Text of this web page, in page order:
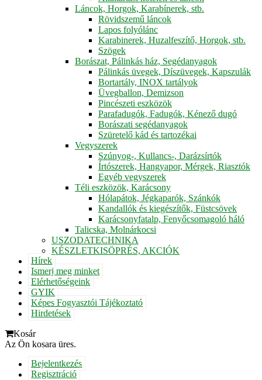
Láncok, Horgok, Karabínerek, stb.
Rövidszemű láncok
Lapos folyólánc
Karabinerek, Huzalfeszítő, Horgok, stb.
Szögek
Borászat, Pálinkás ház, Segédanyagok
Pálinkás üvegek, Díszüvegek, Kapszulák
Bortartály, INOX tartályok
Üvegballon, Demizson
Pincészeti eszközök
Parafadugók, Fadugók, Kénező dugó
Borászati segédanyagok
Szüretelő kád és tartozékai
Vegyszerek
Szúnyog-, Kullancs-, Darázsírtók
Írtószerek, Hangyapor, Mérgek, Riasztók
Egyéb vegyszerek
Téli eszközök, Karácsony
Hólapátok, Jégkaparók, Szánkók
Kandallók és kiegészítők, Füstcsövek
Karácsonyfatalp, Fenyőcsomagoló háló
Talicska, Molnárkocsi
USZODATECHNIKA
KÉSZLETKISÖPRÉS, AKCIÓK
Hírek
Ismerj meg minket
Elérhetőségeink
GYIK
Képes Fogyasztói Tájékoztató
Hirdetések
Kosár
Az Ön kosara üres.
Bejelentkezés
Regisztráció